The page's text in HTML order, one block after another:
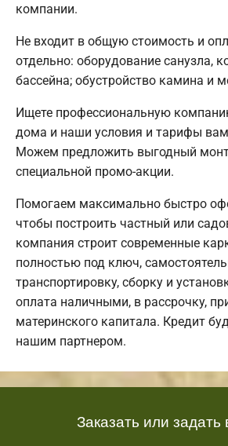
компании.
Не входит в общую стоимость и
отдельно: оборудование санузла,
бассейна; обустройство камина и
Ищете профессиональную
дома и наши условия и тарифы
Можем предложить выгодный
специальной промо-акции.
Помогаем максимально быстро
чтобы построить частный или
компания строит современные
полностью под ключ,
транспортировку, сборку и
оплата наличными, в рассрочку,
материнского капитала. Кредит
нашим партнером.
Заказать или задать